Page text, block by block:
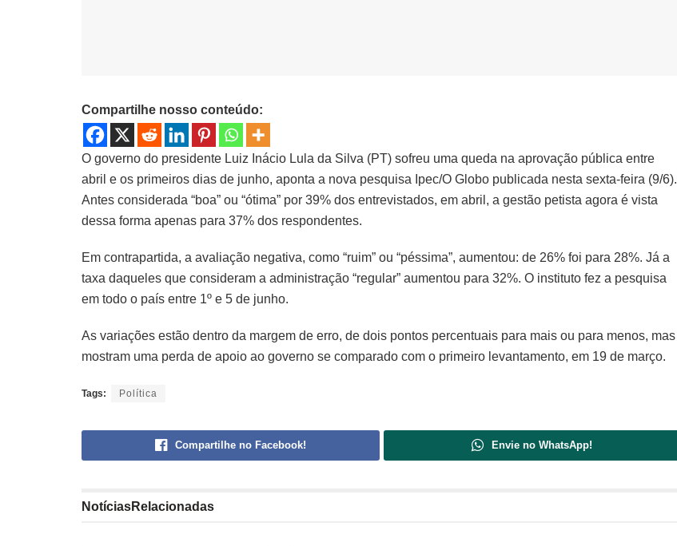
Compartilhe nosso conteúdo:
O governo do presidente Luiz Inácio Lula da Silva (PT) sofreu uma queda na aprovação pública entre
abril e os primeiros dias de junho, aponta a nova pesquisa Ipec/O Globo publicada nesta sexta-feira (9/6).
Antes considerada “boa” ou “ótima” por 39% dos entrevistados, em abril, a gestão petista agora é vista
dessa forma apenas para 37% dos respondentes.
Em contrapartida, a avaliação negativa, como “ruim” ou “péssima”, aumentou: de 26% foi para 28%. Já a
taxa daqueles que consideram a administração “regular” aumentou para 32%. O instituto fez a pesquisa
em todo o país entre 1º e 5 de junho.
As variações estão dentro da margem de erro, de dois pontos percentuais para mais ou para menos, mas
mostram uma perda de apoio ao governo se comparado com o primeiro levantamento, em 19 de março.
Tags: Política
Compartilhe no Facebook! Envie no WhatsApp!
NotíciasRelacionadas